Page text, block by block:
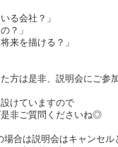
る会社？」
？」
来を描ける？」
方は是非、説明会にご参
けていますので
非ご質問くださいね◎
合は説明会はキャンセ